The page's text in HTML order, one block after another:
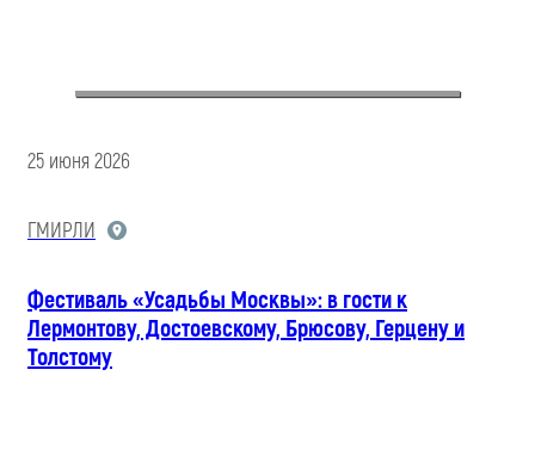
25 июня 2026
ГМИРЛИ
Фестиваль «Усадьбы Москвы»: в гости к
Лермонтову, Достоевскому, Брюсову, Герцену и
Толстому